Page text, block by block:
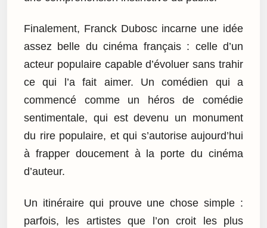
Finalement, Franck Dubosc incarne une idée
assez belle du cinéma français : celle d’un
acteur populaire capable d’évoluer sans trahir
ce qui l’a fait aimer. Un comédien qui a
commencé comme un héros de comédie
sentimentale, qui est devenu un monument
du rire populaire, et qui s’autorise aujourd’hui
à frapper doucement à la porte du cinéma
d’auteur.
Un itinéraire qui prouve une chose simple :
parfois, les artistes que l’on croit les plus